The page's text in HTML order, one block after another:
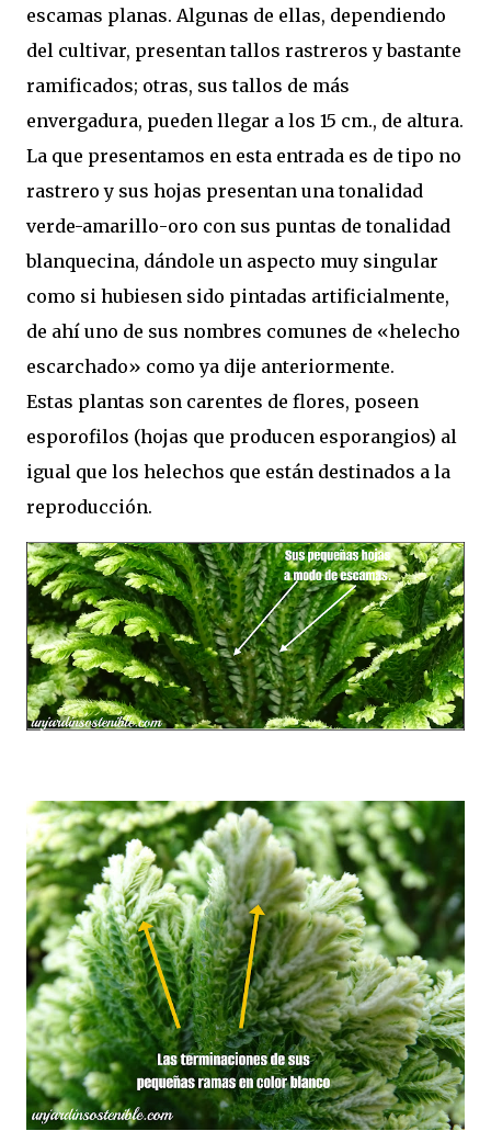
escamas planas. Algunas de ellas, dependiendo
del cultivar, presentan tallos rastreros y bastante
ramificados; otras, sus tallos de más
envergadura, pueden llegar a los 15 cm., de altura.
La que presentamos en esta entrada es de tipo no
rastrero y sus hojas presentan una tonalidad
verde-amarillo-oro con sus puntas de tonalidad
blanquecina, dándole un aspecto muy singular
como si hubiesen sido pintadas artificialmente,
de ahí uno de sus nombres comunes de «helecho
escarchado» como ya dije anteriormente.
Estas plantas son carentes de flores, poseen
esporofilos (hojas que producen esporangios) al
igual que los helechos que están destinados a la
reproducción.